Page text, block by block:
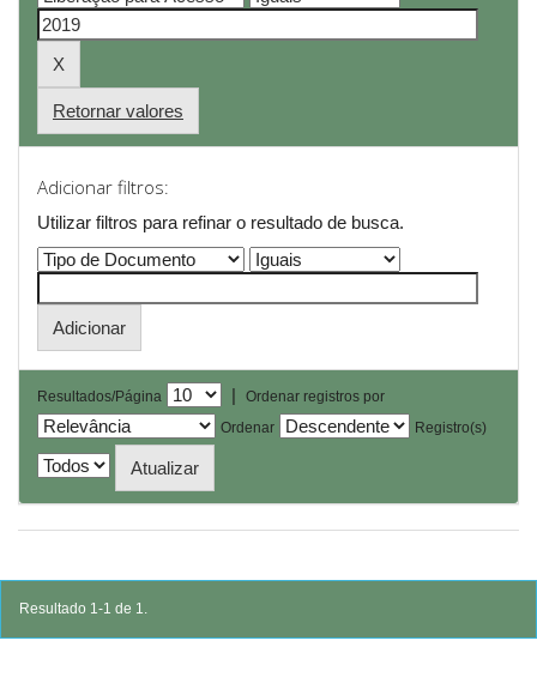
Retornar valores
Adicionar filtros:
Utilizar filtros para refinar o resultado de busca.
Resultados/Página |
Ordenar registros por
Ordenar
Registro(s)
Resultado 1-1 de 1.